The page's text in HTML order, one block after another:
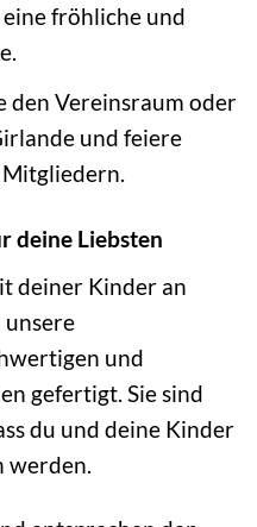
fröhliche und
den Vereinsraum oder
und feiere
deine Liebsten
deiner Kinder an
unsere
und
gefertigt. Sie sind
du und deine Kinder
werden.